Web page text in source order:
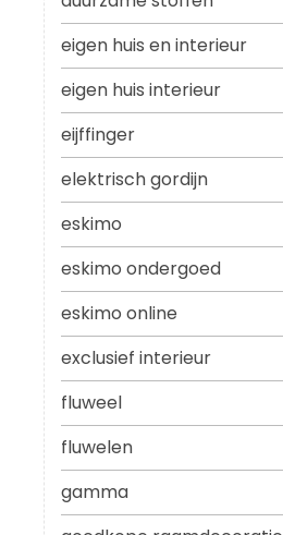
eigen huis en interieur
eigen huis interieur
eijffinger
elektrisch gordijn
eskimo
eskimo ondergoed
eskimo online
exclusief interieur
fluweel
fluwelen
gamma